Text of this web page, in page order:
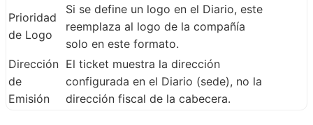
Prioridad
de Logo
Si se define un logo en el Diario, este
reemplaza al logo de la compañía
solo en este formato.
Dirección
de
Emisión
El ticket muestra la dirección
configurada en el Diario (sede), no la
dirección fiscal de la cabecera.